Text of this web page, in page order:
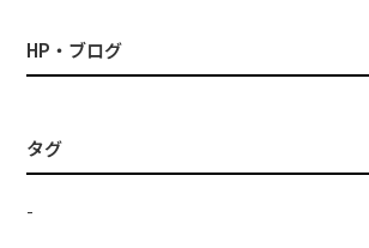
HP・ブログ
タグ
-